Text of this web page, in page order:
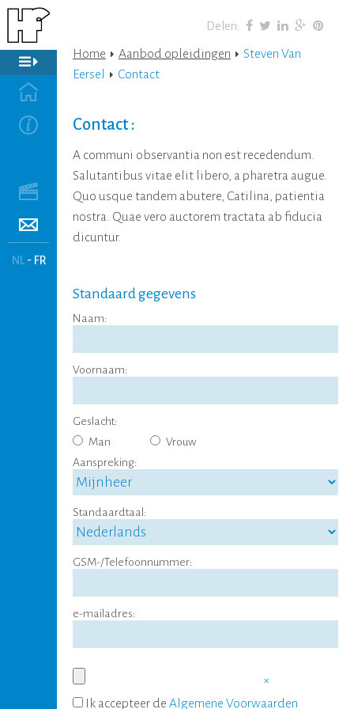
NL - FR
Delen:
Home Aanbod opleidingen
Steven Van
Eersel
Contact
Contact :
A communi observantia non est recedendum.
Salutantibus vitae elit libero, a pharetra augue.
Quo usque tandem abutere, Catilina, patientia
nostra. Quae vero auctorem tractata ab fiducia
dicuntur.
Standaard gegevens
Naam:
Voornaam:
Geslacht:
Man
Vrouw
Aanspreking:
Standaardtaal:
GSM-/Telefoonnummer:
e-mailadres:
×
Ik accepteer de Algemene Voorwaarden